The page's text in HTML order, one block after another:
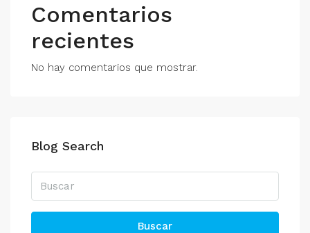
Comentarios
recientes
No hay comentarios que mostrar.
Blog Search
Buscar